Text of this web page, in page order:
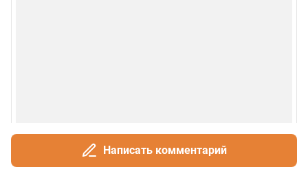
Написать комментарий